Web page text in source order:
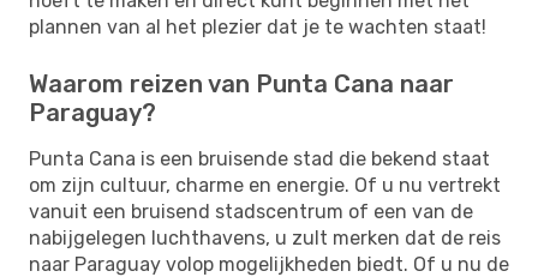
plannen van al het plezier dat je te wachten staat!
Waarom reizen van Punta Cana naar
Paraguay?
Punta Cana is een bruisende stad die bekend staat
om zijn cultuur, charme en energie. Of u nu vertrekt
vanuit een bruisend stadscentrum of een van de
nabijgelegen luchthavens, u zult merken dat de reis
naar Paraguay volop mogelijkheden biedt. Of u nu de